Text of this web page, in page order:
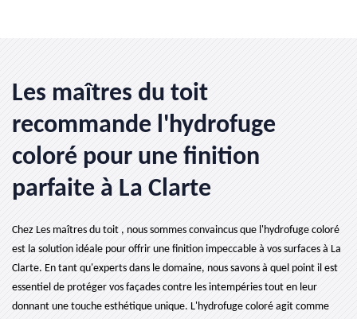
Les maîtres du toit
recommande l'hydrofuge
coloré pour une finition
parfaite à La Clarte
Chez Les maîtres du toit , nous sommes convaincus que l'hydrofuge coloré
est la solution idéale pour offrir une finition impeccable à vos surfaces à La
Clarte. En tant qu'experts dans le domaine, nous savons à quel point il est
essentiel de protéger vos façades contre les intempéries tout en leur
donnant une touche esthétique unique. L'hydrofuge coloré agit comme